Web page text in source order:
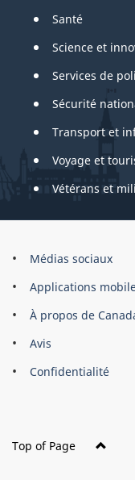
Santé
Science et
Services de
Sécurité
Transport et
Voyage et
Vétérans et
About
site
Médias sociaux
Applications
À propos de
Avis
Confidentialité
Top of Page